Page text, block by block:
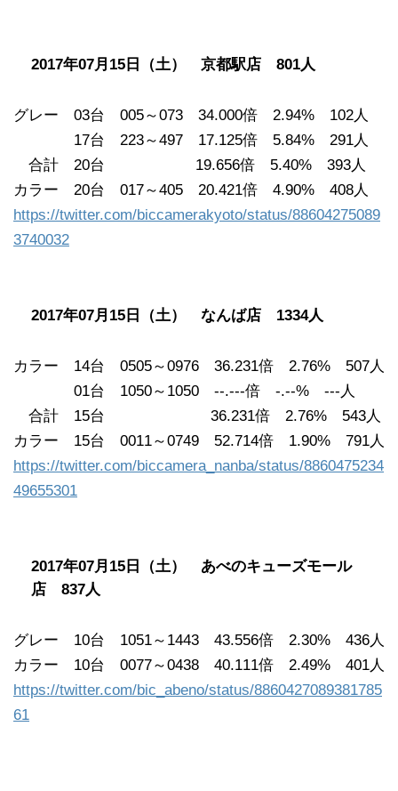
2017年07月15日（土） 京都駅店 801人
グレー 03台 005～073 34.000倍 2.94% 102人
17台 223～497 17.125倍 5.84% 291人
合計 20台 19.656倍 5.40% 393人
カラー 20台 017～405 20.421倍 4.90% 408人
https://twitter.com/biccamerakyoto/status/88604275089
3740032
2017年07月15日（土） なんば店 1334人
カラー 14台 0505～0976 36.231倍 2.76% 507人
01台 1050～1050 --.---倍 -.--% ---人
合計 15台 36.231倍 2.76% 543人
カラー 15台 0011～0749 52.714倍 1.90% 791人
https://twitter.com/biccamera_nanba/status/8860475234
49655301
2017年07月15日（土） あべのキューズモール
店 837人
グレー 10台 1051～1443 43.556倍 2.30% 436人
カラー 10台 0077～0438 40.111倍 2.49% 401人
https://twitter.com/bic_abeno/status/8860427089381785
61